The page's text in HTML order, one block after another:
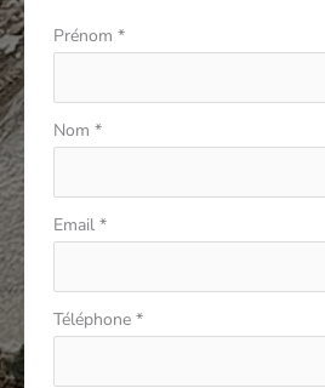
Formulaire
avec
téléphone
Prénom *
Nom *
Email *
Téléphone *